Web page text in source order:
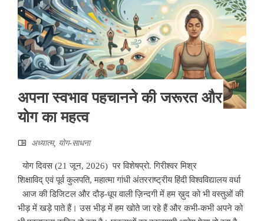
अपना स्वभाव पहचानने की जरूरत और
योग का महत्व
अध्यात्म, योग-साधना
योग दिवस (21 जून, 2026) पर विशेषप्रो. गिरीश्वर मिश्र
शिक्षाविद् एवं पूर्व कुलपति, महात्मा गांधी अंतरराष्ट्रीय हिंदी विश्वविद्यालय वर्धा
आज की डिजिटल और दौड़-धूप वाली ज़िन्दगी में हम ख़ुद को भी वस्तुओं की
भीड़ में खड़े पाते हैं। उस भीड़ में हम खोते जा रहे हैं और कभी-कभी अपने को